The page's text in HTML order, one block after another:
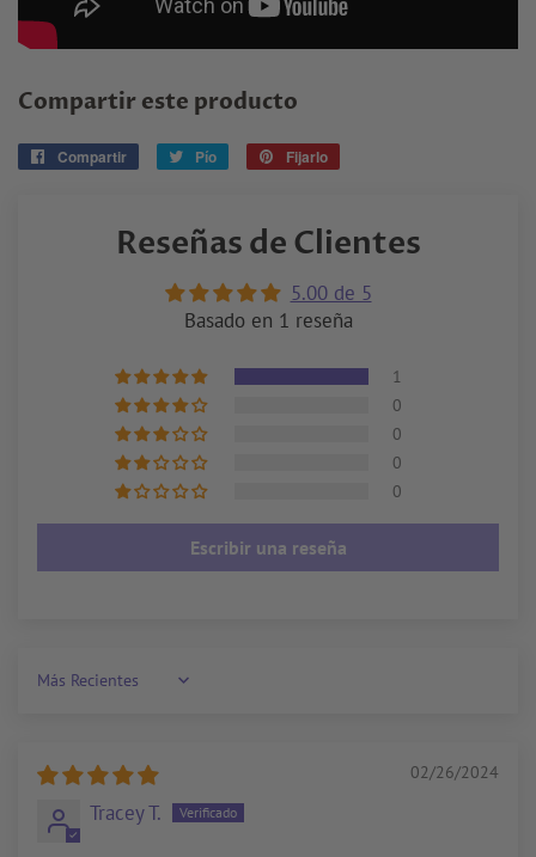
Compartir este producto
Compartir
CompartirPío
Tuitear
Fijarlo
Reseñas de Clientes
5.00 de 5
Basado en 1 reseña
1
0
0
0
0
Escribir una reseña
Sort by
02/26/2024
Tracey T.